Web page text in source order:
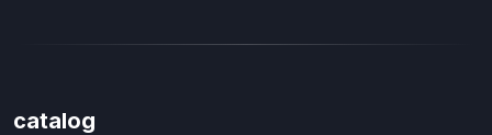
catalog